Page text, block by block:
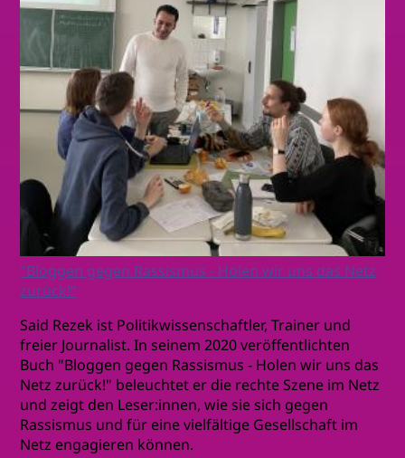
"Bloggen gegen Rassismus - Holen wir uns das Netz
zurück!“
Said Rezek ist Politikwissenschaftler, Trainer und
freier Journalist. In seinem 2020 veröffentlichten
Buch "Bloggen gegen Rassismus - Holen wir uns das
Netz zurück!" beleuchtet er die rechte Szene im Netz
und zeigt den Leser:innen, wie sie sich gegen
Rassismus und für eine vielfältige Gesellschaft im
Netz engagieren können.